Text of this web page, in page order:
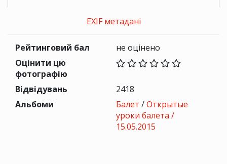
EXIF метадані
Рейтинговий бал
не оцінено
Оцінити цю
фотографію
Відвідувань
2418
Альбоми
Балет /Открытые
уроки балета /
15.05.2015